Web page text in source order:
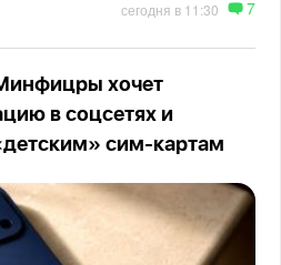
сегодня в 11:30 7
хочет
в соцсетях и
сим-картам